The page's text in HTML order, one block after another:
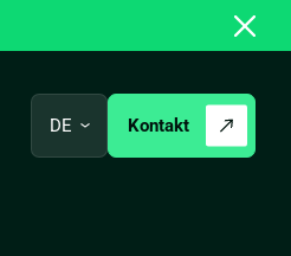
DE Kontakt